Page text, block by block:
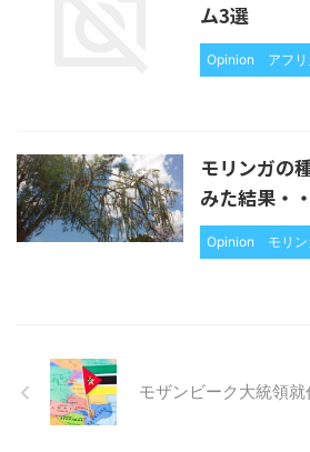
ム3選
Opinion アフ
モリンガの
みた結果・
Opinion モリ
モザンビーク大統領就